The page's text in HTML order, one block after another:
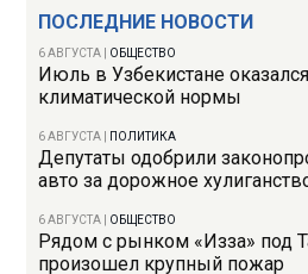
ПОСЛЕДНИЕ НОВОСТИ
6 АВГУСТА ОБЩЕСТВО
Июль в Узбекистане
климатической нормы
6 АВГУСТА ПОЛИТИКА
Депутаты одобрили
авто за дорожное
6 АВГУСТА ОБЩЕСТВО
Рядом с рынком «Изза» под
произошел крупный пожар